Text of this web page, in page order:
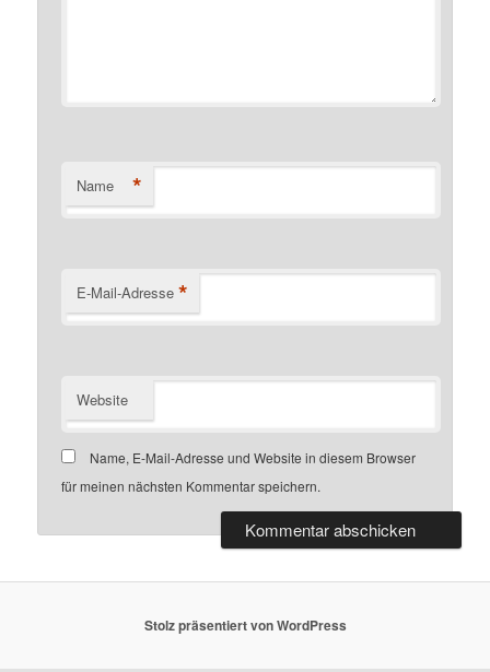
Name *
E-Mail-Adresse *
Website
Name, E-Mail-Adresse und Website in diesem Browser
für meinen nächsten Kommentar speichern.
Stolz präsentiert von WordPress